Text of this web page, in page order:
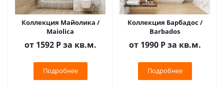
Коллекция Майолика /
Maiolica
от 1592 Р за кв.м.
Подробнее
Коллекция Барбадос /
Barbados
от 1990 Р за кв.м.
Подробнее